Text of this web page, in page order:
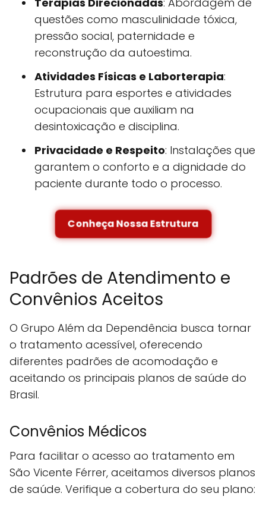
questões como masculinidade tóxica,
pressão social, paternidade e
reconstrução da autoestima.
Atividades Físicas e Laborterapia:
Estrutura para esportes e atividades
ocupacionais que auxiliam na
desintoxicação e disciplina.
Privacidade e Respeito: Instalações que
garantem o conforto e a dignidade do
paciente durante todo o processo.
Conheça Nossa Estrutura
Padrões de Atendimento e
Convênios Aceitos
O Grupo Além da Dependência busca tornar
o tratamento acessível, oferecendo
diferentes padrões de acomodação e
aceitando os principais planos de saúde do
Brasil.
Convênios Médicos
Para facilitar o acesso ao tratamento em
São Vicente Férrer, aceitamos diversos planos
de saúde. Verifique a cobertura do seu plano: